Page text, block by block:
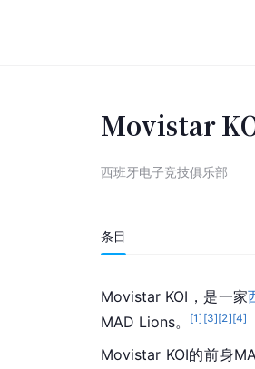
Movistar
西班牙电子竞技俱乐部
条目
Movistar KOI，是一家
MAD Lions。
[1] [3][2][4]
Movistar KOI的前身